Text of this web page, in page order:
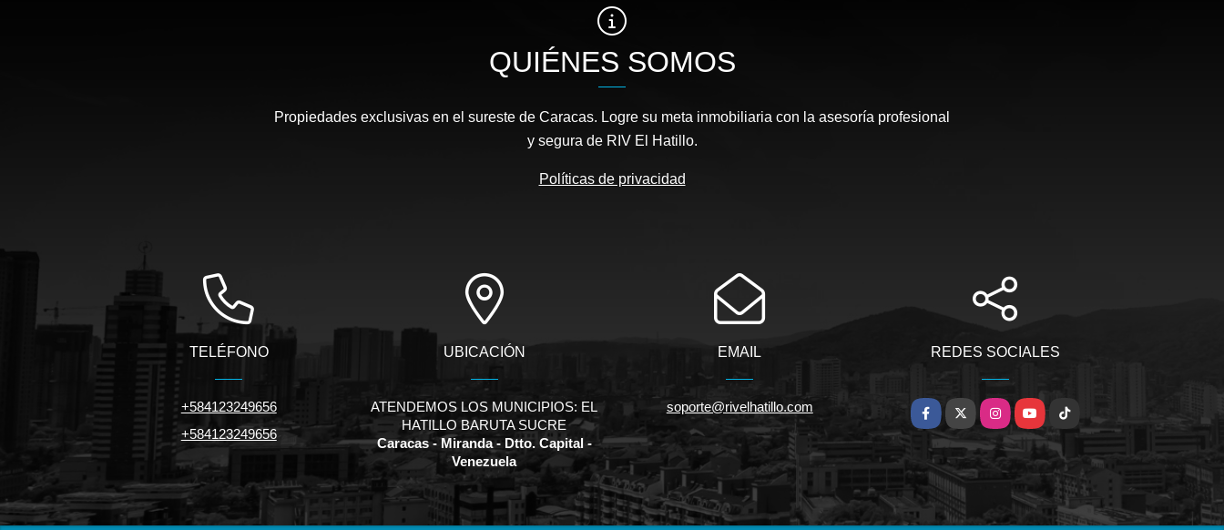
QUIÉNES SOMOS
Propiedades exclusivas en el sureste de Caracas. Logre su meta inmobiliaria con la asesoría profesional
y segura de RIV El Hatillo.
Políticas de privacidad
TELÉFONO
+584123249656
+584123249656
UBICACIÓN
ATENDEMOS LOS MUNICIPIOS: EL
HATILLO BARUTA SUCRE
Caracas - Miranda - Dtto. Capital -
Venezuela
EMAIL
soporte@rivelhatillo.com
REDES SOCIALES
Facebook
X InstagramYouTubeTikTok